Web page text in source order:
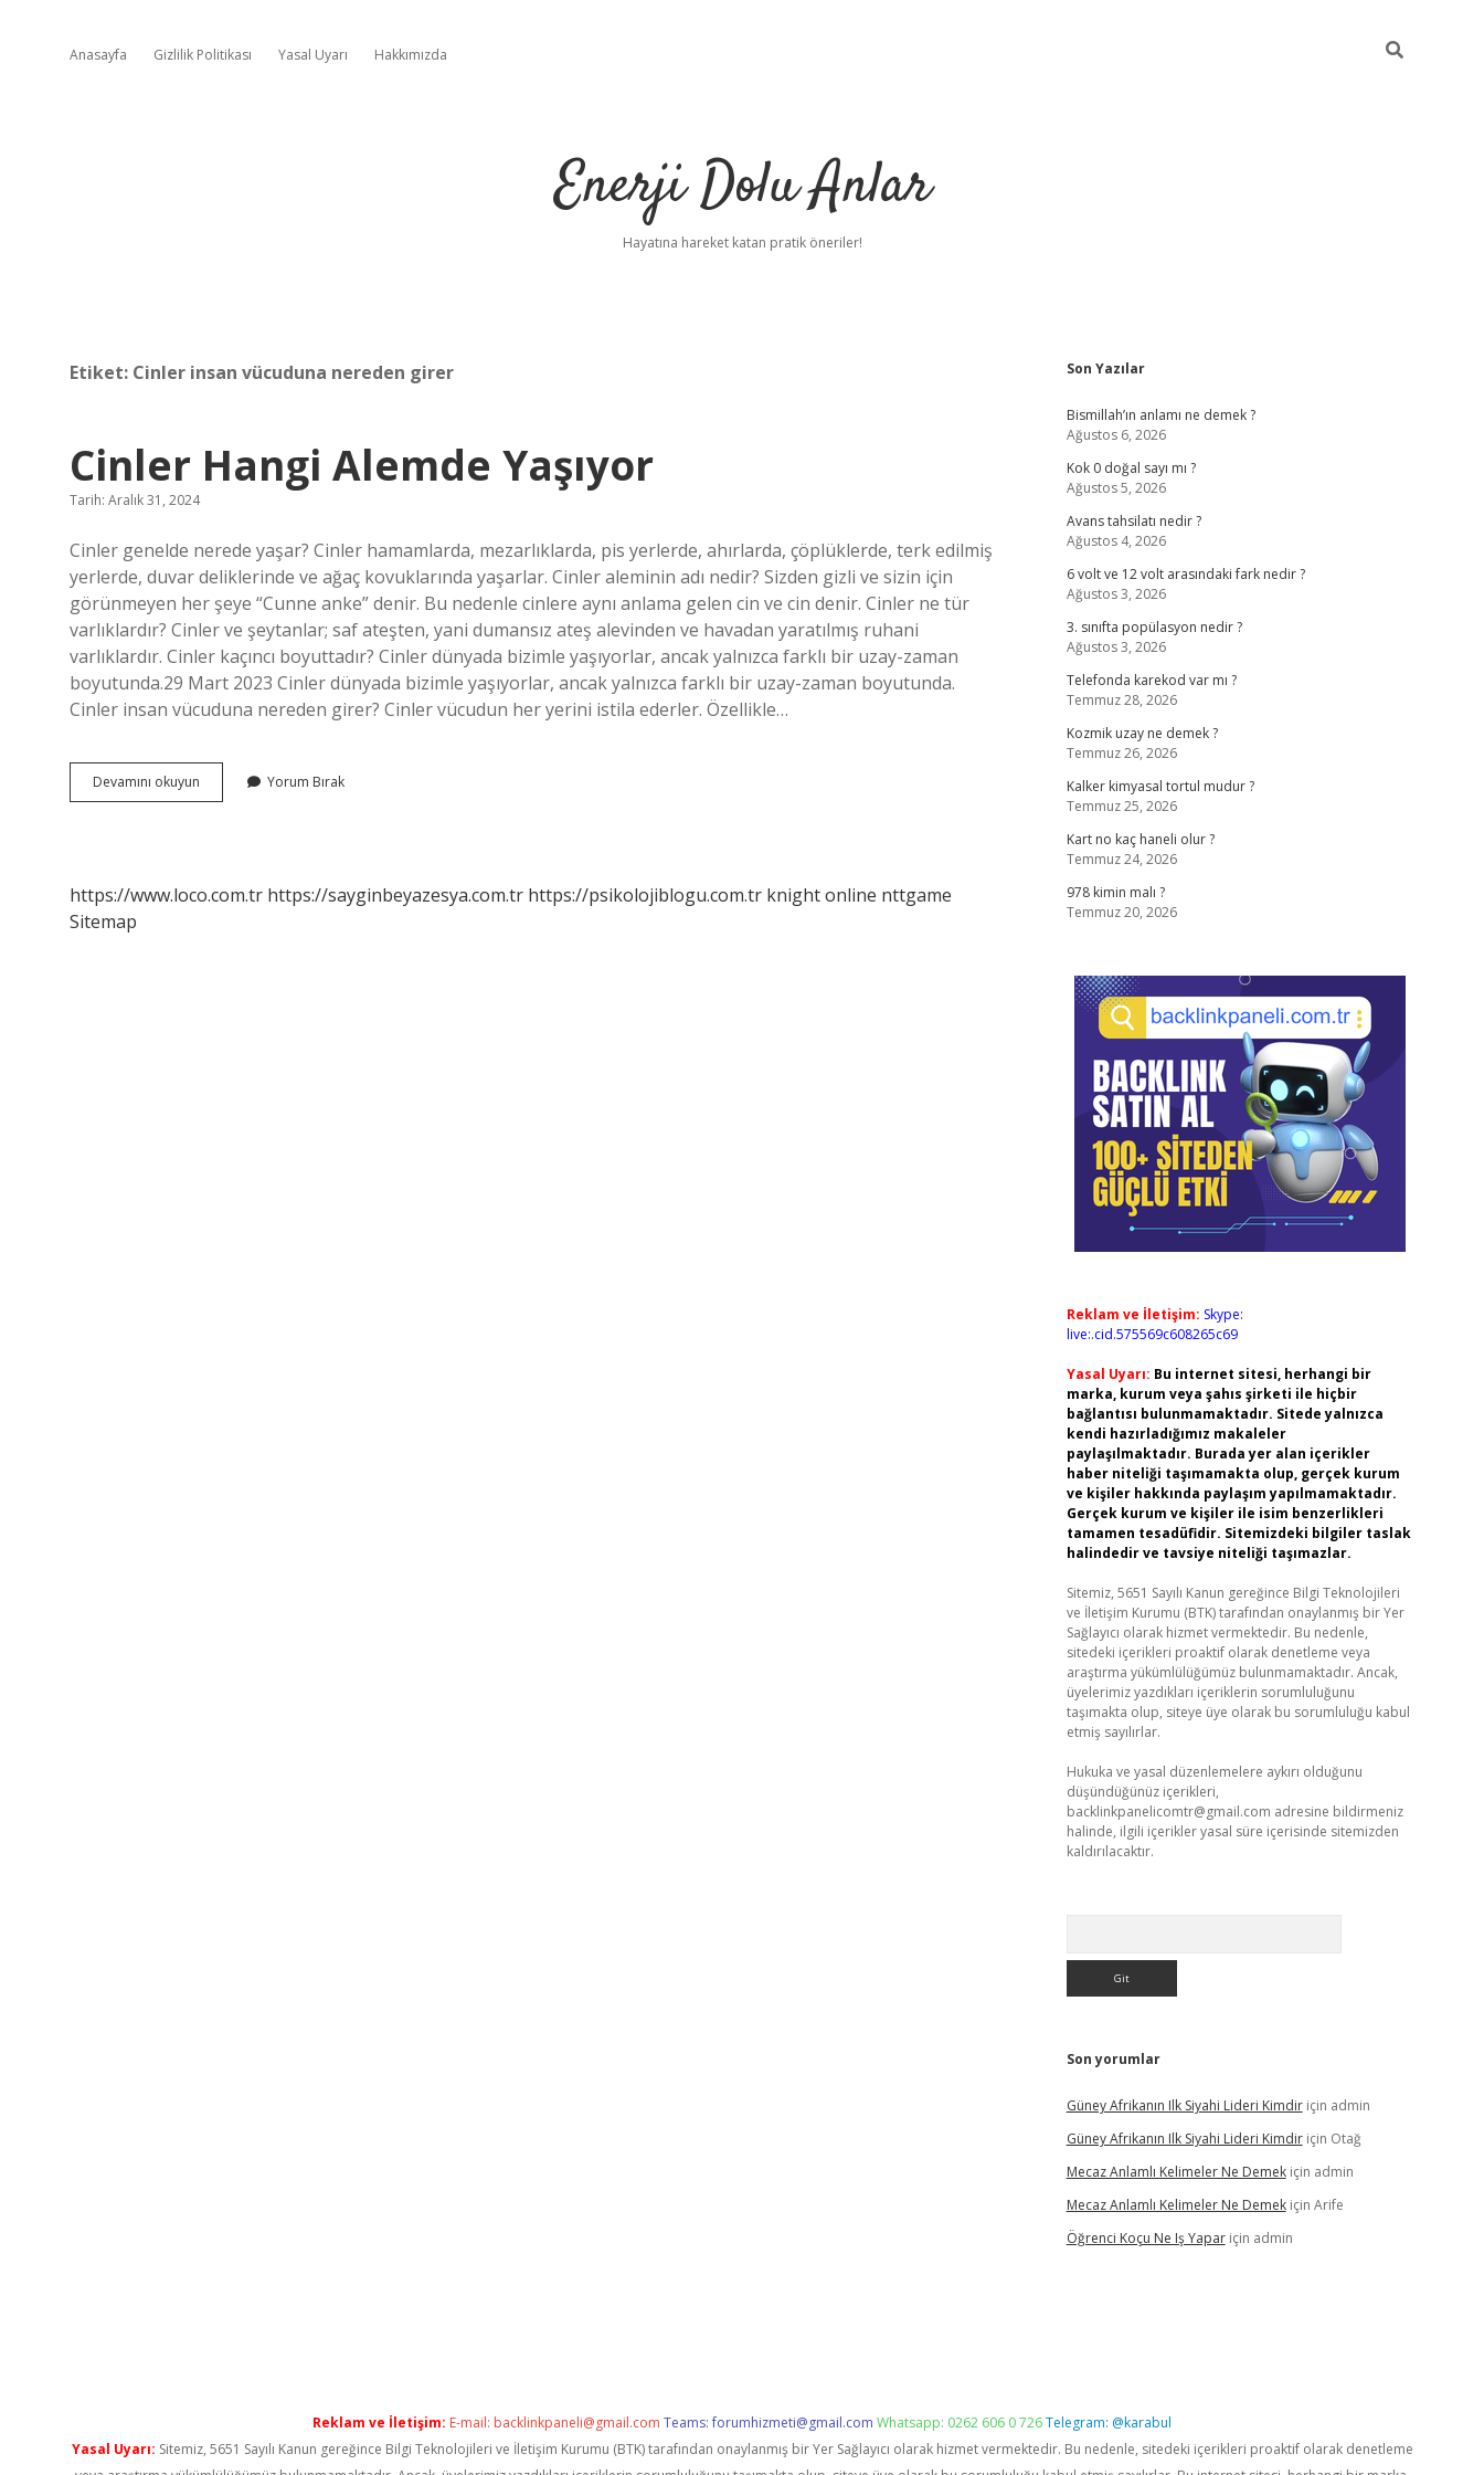
Anasayfa Gizlilik Politikası Yasal Uyarı Hakkımızda
Enerji Dolu Anlar
Hayatına hareket katan pratik öneriler!
Etiket: Cinler insan vücuduna nereden girer
Cinler Hangi Alemde Yaşıyor
Tarih: Aralık 31, 2024
Cinler genelde nerede yaşar? Cinler hamamlarda, mezarlıklarda, pis yerlerde, ahırlarda, çöplüklerde, terk edilmiş
yerlerde, duvar deliklerinde ve ağaç kovuklarında yaşarlar. Cinler aleminin adı nedir? Sizden gizli ve sizin için
görünmeyen her şeye “Cunne anke” denir. Bu nedenle cinlere aynı anlama gelen cin ve cin denir. Cinler ne tür
varlıklardır? Cinler ve şeytanlar; saf ateşten, yani dumansız ateş alevinden ve havadan yaratılmış ruhani
varlıklardır. Cinler kaçıncı boyuttadır? Cinler dünyada bizimle yaşıyorlar, ancak yalnızca farklı bir uzay-zaman
boyutunda.29 Mart 2023 Cinler dünyada bizimle yaşıyorlar, ancak yalnızca farklı bir uzay-zaman boyutunda.
Cinler insan vücuduna nereden girer? Cinler vücudun her yerini istila ederler. Özellikle…
Devamını okuyun
Hangi
Yorum Bırak
https://www.loco.com.tr https://sayginbeyazesya.com.tr https://psikolojiblogu.com.tr knight online nttgame
Sitemap
Sidebar
Son Yazılar
Bismillah’ın anlamı ne demek ?
Ağustos 6, 2026
Kok 0 doğal sayı mı ?
Ağustos 5, 2026
Avans tahsilatı nedir ?
Ağustos 4, 2026
6 volt ve 12 volt arasındaki fark nedir ?
Ağustos 3, 2026
3. sınıfta popülasyon nedir ?
Ağustos 3, 2026
Telefonda karekod var mı ?
Temmuz 28, 2026
Kozmik uzay ne demek ?
Temmuz 26, 2026
Kalker kimyasal tortul mudur ?
Temmuz 25, 2026
Kart no kaç haneli olur ?
Temmuz 24, 2026
978 kimin malı ?
Temmuz 20, 2026
Reklam ve İletişim: Skype:
live:.cid.575569c608265c69
Yasal Uyarı: Bu internet sitesi, herhangi bir
marka, kurum veya şahıs şirketi ile hiçbir
bağlantısı bulunmamaktadır. Sitede yalnızca
kendi hazırladığımız makaleler
paylaşılmaktadır. Burada yer alan içerikler
haber niteliği taşımamakta olup, gerçek kurum
ve kişiler hakkında paylaşım yapılmamaktadır.
Gerçek kurum ve kişiler ile isim benzerlikleri
tamamen tesadüfidir. Sitemizdeki bilgiler taslak
halindedir ve tavsiye niteliği taşımazlar.
Sitemiz, 5651 Sayılı Kanun gereğince Bilgi Teknolojileri
ve İletişim Kurumu (BTK) tarafından onaylanmış bir Yer
Sağlayıcı olarak hizmet vermektedir. Bu nedenle,
sitedeki içerikleri proaktif olarak denetleme veya
araştırma yükümlülüğümüz bulunmamaktadır. Ancak,
üyelerimiz yazdıkları içeriklerin sorumluluğunu
taşımakta olup, siteye üye olarak bu sorumluluğu kabul
etmiş sayılırlar.
Hukuka ve yasal düzenlemelere aykırı olduğunu
düşündüğünüz içerikleri,
backlinkpanelicomtr@gmail.com adresine bildirmeniz
halinde, ilgili içerikler yasal süre içerisinde sitemizden
kaldırılacaktır.
Son yorumlar
Güney Afrikanın Ilk Siyahi Lideri Kimdiriçin admin
Güney Afrikanın Ilk Siyahi Lideri Kimdiriçin Otağ
Mecaz Anlamlı Kelimeler Ne Demekiçin admin
Mecaz Anlamlı Kelimeler Ne Demekiçin Arife
Öğrenci Koçu Ne Iş Yapariçin admin
Reklam ve İletişim: E-mail: backlinkpaneli@gmail.com Teams:forumhizmeti@gmail.com Whatsapp: 0262 606 0 726Telegram: @karabul
Yasal Uyarı: Sitemiz, 5651 Sayılı Kanun gereğince Bilgi Teknolojileri ve İletişim Kurumu (BTK) tarafından onaylanmış bir Yer Sağlayıcı olarak hizmet vermektedir. Bu nedenle, sitedeki içerikleri proaktif olarak denetleme